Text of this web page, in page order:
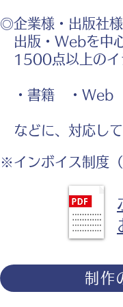
◎企業様・出版社様
出版・Webを中
1500点以上のイ
・書籍 ・Web
などに、対応して
※インボイス制度
制作